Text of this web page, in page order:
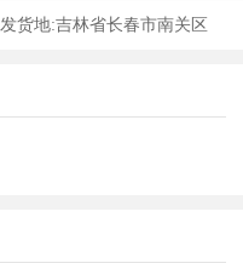
发货地:吉林省长春市南关区